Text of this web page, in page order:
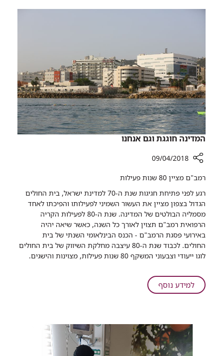
ברמב"ם
המדינה חוגגת וגם אנחנו
שיתוף
המדינה
חוגגת
וגם
אנחנו
09/04/2018
רמב"ם מציין 80 שנות פעילות
רגע לפני פתיחת חגיגות שנת ה-70 למדינת ישראל, בית החולים
הגדול בצפון מציין את העשור השמיני לפעילותו והפיכתו לאחד
מסמליה הבולטים של המדינה. שנת ה-80 לפעילות הקריה
הרפואית רמב"ם תצוין לאורך כל השנה, כאשר שיאה יהיה
באירועי פסגת הרמב"ם - הכנס הבינלאומי השנתי של בית
החולים. לכבוד שנת ה-80 עיצבה מחלקת השיווק של בית החולים
לוגו ייעודי וצבעוני המשקף 80 שנות פעילות, מצוינות והישגים.
למידע נוסףעל
המדינה
אנחנו